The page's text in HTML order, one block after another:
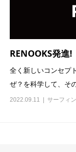
RENOOKS発進!
全く新しいコンセプ
ぜ？を科学して、そ
2022.09.11 サーフィン